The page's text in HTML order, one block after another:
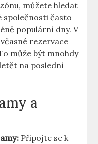
můžete hledat
společnosti ​často
populární dny. V
rezervace
může být mnohdy
‌na poslední
a
Připojte ⁣se k